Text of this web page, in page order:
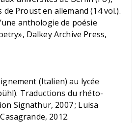
Proust en allemand (14 vol.).
anthologie de poésie
Dalkey Archive Press,
(Italien) au lycée
Traductions du rhéto-
Signathur, 2007 ; Luisa
2012.